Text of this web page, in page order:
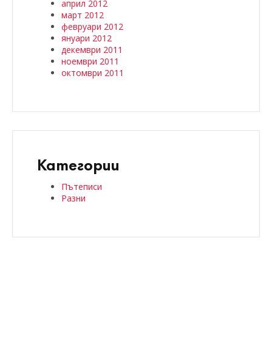
април 2012
март 2012
февруари 2012
януари 2012
декември 2011
ноември 2011
октомври 2011
Категории
Пътеписи
Разни